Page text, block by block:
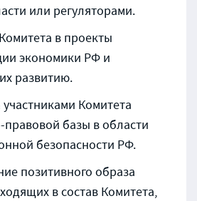
или регуляторами.
в проекты
экономики РФ и
развитию.
Комитета
базы в области
безопасности РФ.
позитивного образа
в состав Комитета,